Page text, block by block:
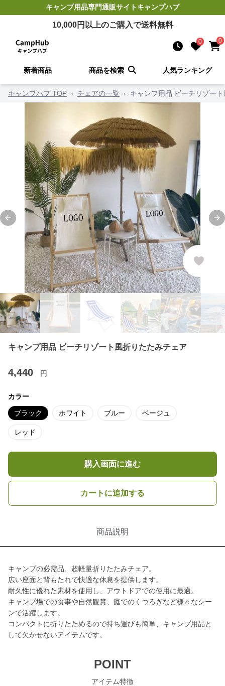
キャンプ用品専門通販サイトキャンプハブ
10,000円以上のご購入で送料無料
0 0
新着商品 商品を検索 人気ランキング
キャンプハブ TOP › チェアの一覧 › キャンプ用品 ビーチリゾー
Previous slide
キャンプ用品 ビーチリゾート風折りたたみチェア
4,440 円
カラー
ブラック ホワイト ブルー ベージュ
レッド
購入画面に進む
カートに追加する
商品説明
キャンプの必需品、超軽量折りたたみチェア。
広い座面と背もたれで快適な休息を提供します。
耐久性に優れた素材を使用し、アウトドアでの使用に最適。
キャンプ場での食事や自然観賞、庭でのくつろぎなど様々なシー
ンで活躍します。
コンパクトに折りたためるので持ち運びも簡単、キャンプ用品と
して欠かせないアイテムです。
POINT
アイテム特徴